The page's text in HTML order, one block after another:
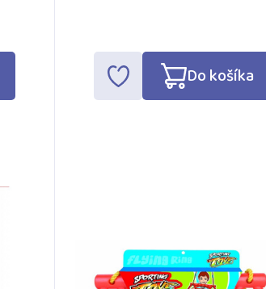
Do košíka